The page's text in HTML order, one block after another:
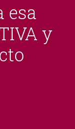
esa
y